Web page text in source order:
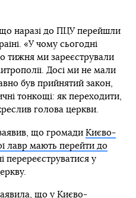
наразі до ПЦУ перейшли
«У чому сьогодні
тижня ми зареєстрували
Досі ми не мали
був прийнятий закон,
тонкощі: як переходити,
голова церкви.
заявив, що громади Києво-
лавр мають перейти до
перереєструватися у
що у Києво-